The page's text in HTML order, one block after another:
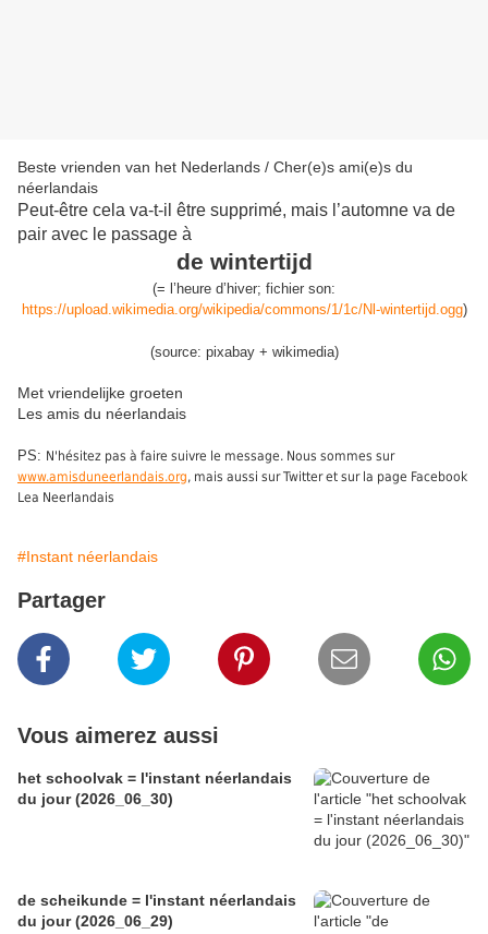
Beste vrienden van het Nederlands / Cher(e)s ami(e)s du
néerlandais
Peut-être cela va-t-il être supprimé, mais l’automne va de
pair avec le passage à
de wintertijd
(= l’heure d’hiver; fichier son:
https://upload.wikimedia.org/wikipedia/commons/1/1c/Nl-wintertijd.ogg)
(source: pixabay + wikimedia)
Met vriendelijke groeten
Les amis du néerlandais
PS: N'hésitez pas à faire suivre le message. Nous sommes sur
www.amisduneerlandais.org, mais aussi sur Twitter et sur la page Facebook
Lea Neerlandais
#Instant néerlandais
Partager
Vous aimerez aussi
het schoolvak = l'instant néerlandais
du jour (2026_06_30)
de scheikunde = l'instant néerlandais
du jour (2026_06_29)